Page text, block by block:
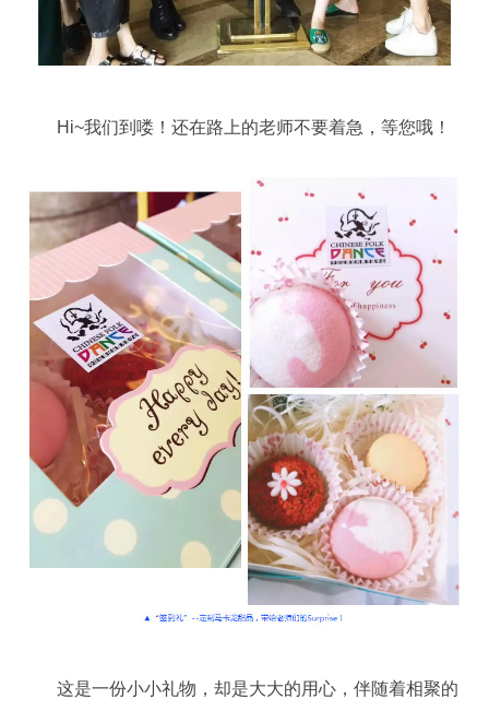
Hi~我们到喽！还在路上的老师不要着急，等您哦！
这是一份小小礼物，却是大大的用心，伴随着相聚的